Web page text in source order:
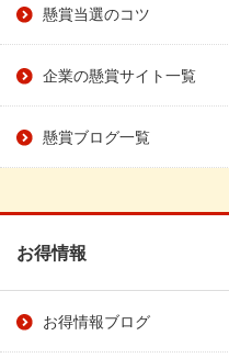
懸賞当選のコツ
企業の懸賞サイト一覧
懸賞ブログ一覧
お得情報
お得情報ブログ